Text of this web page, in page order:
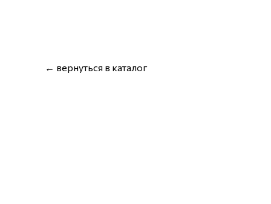
← вернуться в каталог